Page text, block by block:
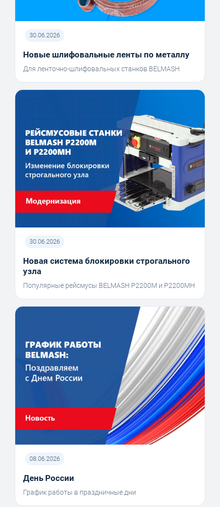
30.06.2026
Новые шлифовальные ленты по металлу
Для ленточно-шлифовальных станков BELMASH
30.06.2026
Новая система блокировки строгального
узла
Популярные рейсмусы BELMASH P2200M и P2200MH
08.06.2026
День России
График работы в праздничные дни